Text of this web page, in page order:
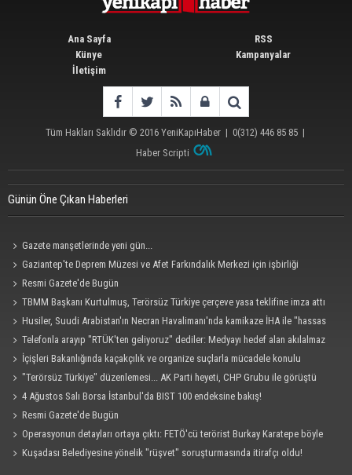
Ana Sayfa
Künye
İletişim
RSS
Kampanyalar
Tüm Hakları Saklıdır © 2016 YeniKapıHaber| 0(312) 446 85 85|
Haber Scripti
Günün Öne Çıkan Haberleri
Gazete manşetlerinde yeni gün...
Gaziantep'te Deprem Müzesi ve Afet Farkındalık Merkezi için işbirliği
protokolü imzalandı
Resmi Gazete'de Bugün
TBMM Başkanı Kurtulmuş, Terörsüz Türkiye çerçeve yasa teklifine imza attı
Husiler, Suudi Arabistan'ın Necran Havalimanı'nda kamikaze İHA ile "hassas
bir hedefi" vurduklarını açıkladı
Telefonla arayıp "RTÜK'ten geliyoruz" dediler: Medyayı hedef alan akılalmaz
tuzak ifşa oldu
İçişleri Bakanlığında kaçakçılık ve organize suçlarla mücadele konulu
güvenlik toplantısı yapıldı
"Terörsüz Türkiye" düzenlemesi... AK Parti heyeti, CHP Grubu ile görüştü
4 Ağustos Salı Borsa İstanbul'da BIST 100 endeksine bakış!
Resmi Gazete'de Bugün
Operasyonun detayları ortaya çıktı: FETÖ'cü terörist Burkay Karatepe böyle
yakalandı!
Kuşadası Belediyesine yönelik "rüşvet" soruşturmasında itirafçı oldu!